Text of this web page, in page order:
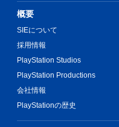
概要
SIEについて
採用情報
PlayStation Studios
PlayStation Productions
会社情報
PlayStationの歴史